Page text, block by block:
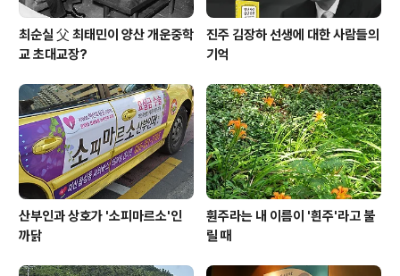
최순실 父 최태민이 양산 개운중학
교 초대교장?
진주 김장하 선생에 대한 사람들의
기억
산부인과 상호가 '소피마르소'인
까닭
훤주라는 내 이름이 '흰주'라고 불
릴 때